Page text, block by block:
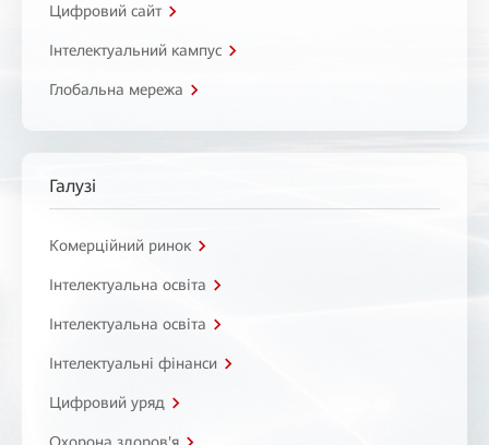
Цифровий сайт
Інтелектуальний кампус
Глобальна мережа
Галузі
Комерційний ринок
Інтелектуальна освіта
Інтелектуальна освіта
Інтелектуальні фінанси
Цифровий уряд